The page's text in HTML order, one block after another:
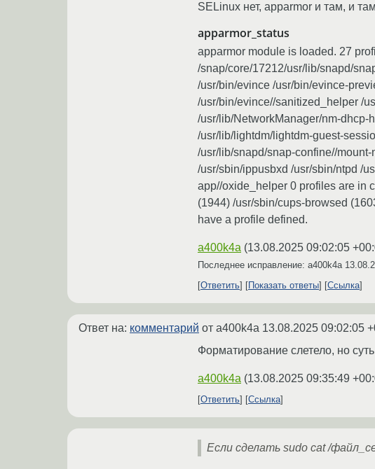
SELinux нет, apparmor и там, и
apparmor_status
apparmor module is loaded. 27
/snap/core/17212/usr/lib/snapd/
/usr/bin/evince /usr/bin/evince-
/usr/bin/evince//sanitized_helper /
/usr/lib/NetworkManager/nm-dhcp-
/usr/lib/lightdm/lightdm-guest-
/usr/lib/snapd/snap-confine//
/usr/sbin/ippusbxd /usr/sbin/ntpd /
app//oxide_helper 0 profiles are in
(1944) /usr/sbin/cups-browsed
have a profile defined.
a400k4a (13.08.2025 09:02:05
Последнее исправление: a400k4a
Ответить
Показать ответы Ссылка
Ответ на: комментарий от a400k4a 13.08.2025 09:02:05
Форматирование слетело, но
a400k4a (13.08.2025 09:35:49
Ответить
Ссылка
Если сделать sudo cat /